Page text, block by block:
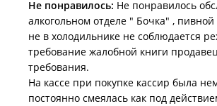
Не понравилось: Не понравилось
алкогольном отделе " Бочка" , пивной
не в холодильнике не соблюдается
требование жалобной книги
требования.
На кассе при покупке кассир была
постоянно смеялась как под